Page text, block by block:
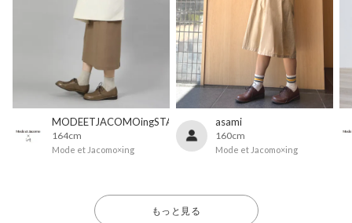
MODEETJACOMOingSTAFF
164cm
Mode et Jacomo×ing
asami
160cm
Mode et Jacomo×ing
もっと見る